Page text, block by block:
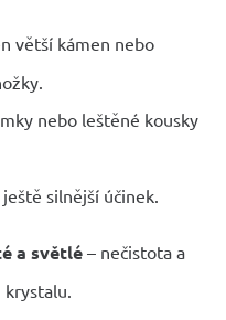
větší kámen nebo
nebo leštěné kousky
silnější účinek.
a světlé– nečistota a